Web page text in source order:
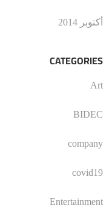
أكتوبر 2014
CATEGORIES
Art
BIDEC
company
covid19
Entertainment